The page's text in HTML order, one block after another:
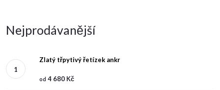
Nejprodávanější
Zlatý třpytivý řetízek ankr
od 4 680 Kč